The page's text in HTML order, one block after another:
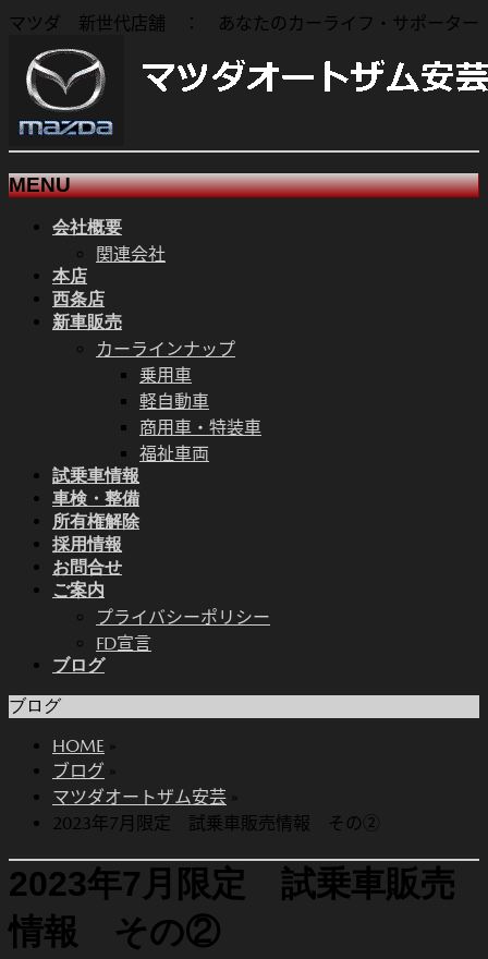
マツダ 新世代店舗 ： あなたのカーライフ・サポーター
MENU
会社概要
関連会社
本店
西条店
新車販売
カーラインナップ
乗用車
軽自動車
商用車・特装車
福祉車両
試乗車情報
車検・整備
所有権解除
採用情報
お問合せ
ご案内
プライバシーポリシー
FD宣言
ブログ
ブログ
HOME »
ブログ »
マツダオートザム安芸 »
2023年7月限定 試乗車販売情報 その②
2023年7月限定 試乗車販売
情報 その②